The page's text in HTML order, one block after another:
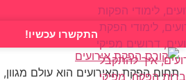
התקשרו עכשיו!
תחום הפקת האירועים הוא עולם מגוון,